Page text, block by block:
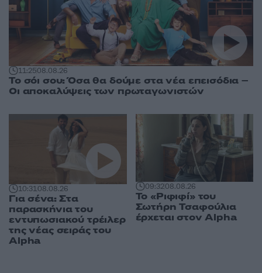
11:2508.08.26
Το σόι σου: Όσα θα δούμε στα νέα επεισόδια –
Οι αποκαλύψεις των πρωταγωνιστών
10:3108.08.26
Για σένα: Στα
παρασκήνια του
εντυπωσιακού τρέιλερ
της νέας σειράς του
Alpha
09:3208.08.26
Το «Ριφιφί» του
Σωτήρη Τσαφούλια
έρχεται στον Alpha